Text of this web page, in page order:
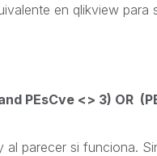
en qlikview para
PEsCve <> 3) OR
al parecer si funciona.